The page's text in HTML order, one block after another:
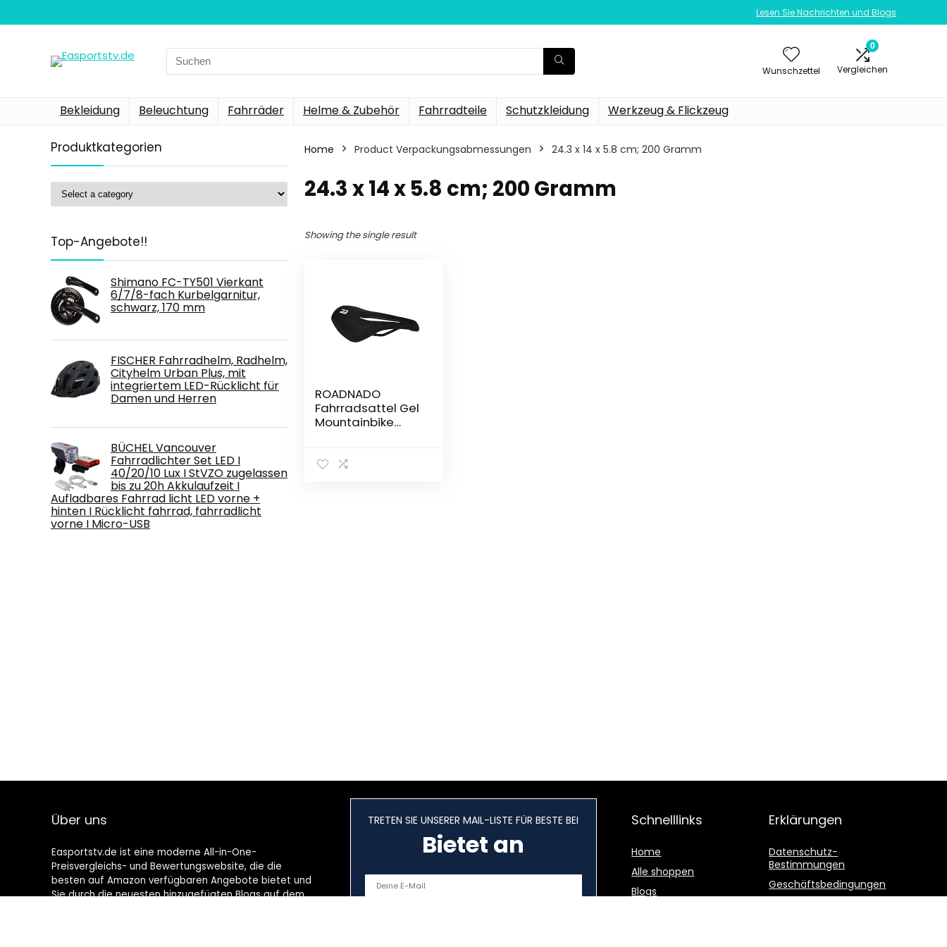
Lesen Sie Nachrichten und Blogs
Search
for:
Wunschzettel
0
Vergleichen
Bekleidung Beleuchtung Fahrräder Helme & Zubehör Fahrradteile Schutzkleidung Werkzeug & Flickzeug
Produktkategorien
Top-Angebote!!
Shimano FC-TY501 Vierkant
6/7/8-fach Kurbelgarnitur,
schwarz, 170 mm
FISCHER Fahrradhelm, Radhelm,
Cityhelm Urban Plus, mit
integriertem LED-Rücklicht für
Damen und Herren
BÜCHEL Vancouver
Fahrradlichter Set LED I
40/20/10 Lux I StVZO zugelassen
bis zu 20h Akkulaufzeit I
Aufladbares Fahrrad licht LED vorne +
hinten I Rücklicht fahrrad, fahrradlicht
vorne I Micro-USB
Home Product Verpackungsabmessungen ‎24.3 x 14 x 5.8 cm; 200 Gramm
‎24.3 x 14 x 5.8 cm; 200 Gramm
Showing the single result
ROADNADO
Fahrradsattel Gel
Mountainbike
Atmungsaktiv
Über uns
Easportstv.de ist eine moderne All-in-One-
Preisvergleichs- und Bewertungswebsite, die die
besten auf Amazon verfügbaren Angebote bietet und
Sie durch die neuesten hinzugefügten Blogs auf dem
TRETEN SIE UNSERER MAIL-LISTE FÜR BESTE BEI
Bietet an
Schnelllinks
Home
Alle shoppen
Blogs
Erklärungen
Datenschutz-
Bestimmungen
Geschäftsbedingungen